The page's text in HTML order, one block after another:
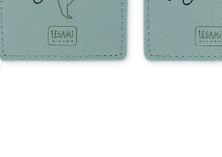
Click to enlarge